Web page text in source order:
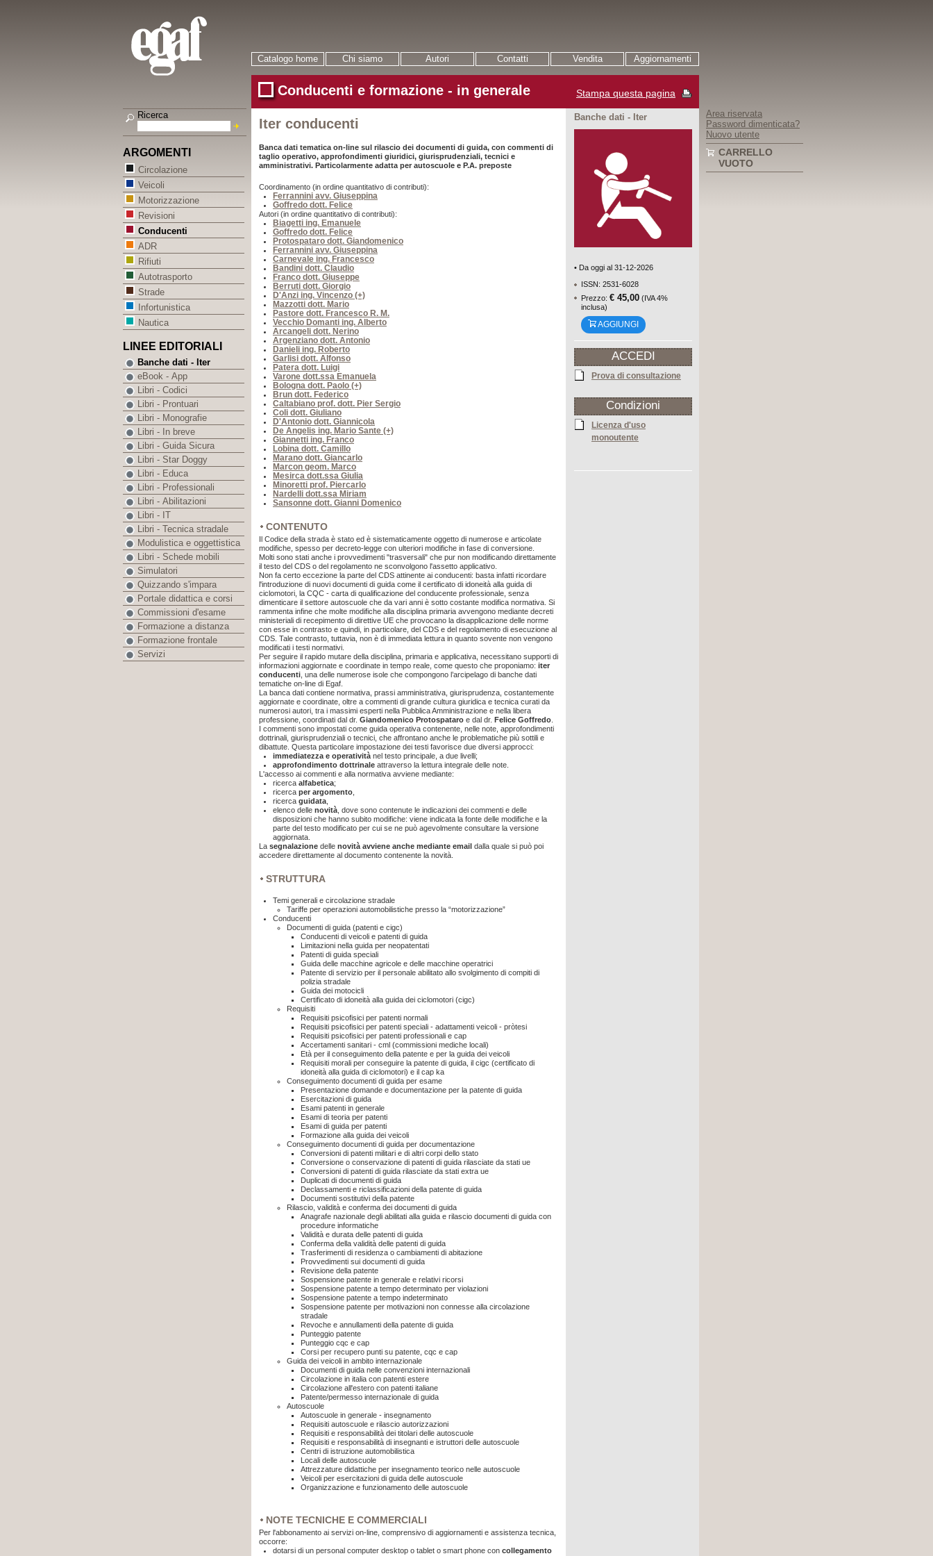
Catalogo home Chi siamo Autori Contatti Vendita Aggiornamenti
Conducenti e formazione - in generale Stampa questa pagina
Iter conducenti
Banca dati tematica on-line sul rilascio dei documenti di guida, con commenti di
taglio operativo, approfondimenti giuridici, giurisprudenziali, tecnici e
amministrativi. Particolarmente adatta per autoscuole e P.A. preposte
Coordinamento (in ordine quantitativo di contributi):
Ferrannini avv. Giuseppina
Goffredo dott. Felice
Autori (in ordine quantitativo di contributi):
Biagetti ing. Emanuele
Goffredo dott. Felice
Protospataro dott. Giandomenico
Ferrannini avv. Giuseppina
Carnevale ing. Francesco
Bandini dott. Claudio
Franco dott. Giuseppe
Berruti dott. Giorgio
D'Anzi ing. Vincenzo (+)
Mazzotti dott. Mario
Pastore dott. Francesco R. M.
Vecchio Domanti ing. Alberto
Arcangeli dott. Nerino
Argenziano dott. Antonio
Danieli ing. Roberto
Garlisi dott. Alfonso
Patera dott. Luigi
Varone dott.ssa Emanuela
Bologna dott. Paolo (+)
Brun dott. Federico
Caltabiano prof. dott. Pier Sergio
Coli dott. Giuliano
D'Antonio dott. Giannicola
De Angelis ing. Mario Sante (+)
Giannetti ing. Franco
Lobina dott. Camillo
Marano dott. Giancarlo
Marcon geom. Marco
Mesirca dott.ssa Giulia
Minoretti prof. Piercarlo
Nardelli dott.ssa Miriam
Sansonne dott. Gianni Domenico
CONTENUTO
Il Codice della strada è stato ed è sistematicamente oggetto di numerose e articolate
modifiche, spesso per decreto-legge con ulteriori modifiche in fase di conversione.
Molti sono stati anche i provvedimenti "trasversali" che pur non modificando direttamente
il testo del CDS o del regolamento ne sconvolgono l'assetto applicativo.
Non fa certo eccezione la parte del CDS attinente ai conducenti: basta infatti ricordare
l'introduzione di nuovi documenti di guida come il certificato di idoneità alla guida di
ciclomotori, la CQC - carta di qualificazione del conducente professionale, senza
dimenticare il settore autoscuole che da vari anni è sotto costante modifica normativa. Si
rammenta infine che molte modifiche alla disciplina primaria avvengono mediante decreti
ministeriali di recepimento di direttive UE che provocano la disapplicazione delle norme
con esse in contrasto e quindi, in particolare, del CDS e del regolamento di esecuzione al
CDS. Tale contrasto, tuttavia, non è di immediata lettura in quanto sovente non vengono
modificati i testi normativi.
Per seguire il rapido mutare della disciplina, primaria e applicativa, necessitano supporti di
informazioni aggiornate e coordinate in tempo reale, come questo che proponiamo: iter
conducenti , una delle numerose isole che compongono l’arcipelago di banche dati
tematiche on-line di Egaf.
La banca dati contiene normativa, prassi amministrativa, giurisprudenza, costantemente
aggiornate e coordinate, oltre a commenti di grande cultura giuridica e tecnica curati da
numerosi autori, tra i massimi esperti nella Pubblica Amministrazione e nella libera
professione, coordinati dal dr. Giandomenico Protospataro e dal dr. Felice Goffredo
I commenti sono impostati come guida operativa contenente, nelle note, approfondimenti
dottrinali, giurisprudenziali o tecnici, che affrontano anche le problematiche più sottili e
dibattute. Questa particolare impostazione dei testi favorisce due diversi approcci:
immediatezza e operatività nel testo principale, a due livelli;
approfondimento dottrinale attraverso la lettura integrale delle note.
L'accesso ai commenti e alla normativa avviene mediante:
ricerca alfabetica;
ricerca per argomento
ricerca guidata
elenco delle novità , dove sono contenute le indicazioni dei commenti e delle
disposizioni che hanno subito modifiche: viene indicata la fonte delle modifiche e la
parte del testo modificato per cui se ne può agevolmente consultare la versione
aggiornata.
La segnalazione delle novità avviene anche mediante email dalla quale si può poi
accedere direttamente al documento contenente la novità.
STRUTTURA
Temi generali e circolazione stradale
Tariffe per operazioni automobilistiche presso la “motorizzazione”
Conducenti
Documenti di guida (patenti e cigc)
Conducenti di veicoli e patenti di guida
Limitazioni nella guida per neopatentati
Patenti di guida speciali
Guida delle macchine agricole e delle macchine operatrici
Patente di servizio per il personale abilitato allo svolgimento di compiti di
polizia stradale
Guida dei motocicli
Certificato di idoneità alla guida dei ciclomotori (cigc)
Requisiti
Requisiti psicofisici per patenti normali
Requisiti psicofisici per patenti speciali - adattamenti veicoli - pròtesi
Requisiti psicofisici per patenti professionali e cap
Accertamenti sanitari - cml (commissioni mediche locali)
Età per il conseguimento della patente e per la guida dei veicoli
Requisiti morali per conseguire la patente di guida, il cigc (certificato di
idoneità alla guida di ciclomotori) e il cap ka
Conseguimento documenti di guida per esame
Presentazione domande e documentazione per la patente di guida
Esercitazioni di guida
Esami patenti in generale
Esami di teoria per patenti
Esami di guida per patenti
Formazione alla guida dei veicoli
Conseguimento documenti di guida per documentazione
Conversioni di patenti militari e di altri corpi dello stato
Conversione o conservazione di patenti di guida rilasciate da stati ue
Conversioni di patenti di guida rilasciate da stati extra ue
Duplicati di documenti di guida
Declassamenti e riclassificazioni della patente di guida
Documenti sostitutivi della patente
Rilascio, validità e conferma dei documenti di guida
Anagrafe nazionale degli abilitati alla guida e rilascio documenti di guida con
procedure informatiche
Validità e durata delle patenti di guida
Conferma della validità delle patenti di guida
Trasferimenti di residenza o cambiamenti di abitazione
Provvedimenti sui documenti di guida
Revisione della patente
Sospensione patente in generale e relativi ricorsi
Sospensione patente a tempo determinato per violazioni
Sospensione patente a tempo indeterminato
Sospensione patente per motivazioni non connesse alla circolazione
stradale
Revoche e annullamenti della patente di guida
Punteggio patente
Punteggio cqc e cap
Corsi per recupero punti su patente, cqc e cap
Guida dei veicoli in ambito internazionale
Documenti di guida nelle convenzioni internazionali
Circolazione in italia con patenti estere
Circolazione all'estero con patenti italiane
Patente/permesso internazionale di guida
Autoscuole
Autoscuole in generale - insegnamento
Requisiti autoscuole e rilascio autorizzazioni
Requisiti e responsabilità dei titolari delle autoscuole
Requisiti e responsabilità di insegnanti e istruttori delle autoscuole
Centri di istruzione automobilistica
Locali delle autoscuole
Attrezzature didattiche per insegnamento teorico nelle autoscuole
Veicoli per esercitazioni di guida delle autoscuole
Organizzazione e funzionamento delle autoscuole
NOTE TECNICHE E COMMERCIALI
Per l'abbonamento ai servizi on-line, comprensivo di aggiornamenti e assistenza tecnica,
occorre:
dotarsi di un personal computer desktop o tablet o smart phone con collegamento
Banche dati - Iter
• Da oggi al 31-12-2026
ISSN: 2531-6028
Prezzo: € 45,00 (IVA 4%
inclusa)
AGGIUNGI
ACCEDI
Prova di consultazione
Condizioni
Licenza d'uso
monoutente
Ricerca
ARGOMENTI
Circolazione
Veicoli
Motorizzazione
Revisioni
Conducenti
ADR
Rifiuti
Autotrasporto
Strade
Infortunistica
Nautica
LINEE EDITORIALI
Banche dati - Iter
eBook - App
Libri - Codici
Libri - Prontuari
Libri - Monografie
Libri - In breve
Libri - Guida Sicura
Libri - Star Doggy
Libri - Educa
Libri - Professionali
Libri - Abilitazioni
Libri - IT
Libri - Tecnica stradale
Modulistica e oggettistica
Libri - Schede mobili
Simulatori
Quizzando s'impara
Portale didattica e corsi
Commissioni d'esame
Formazione a distanza
Formazione frontale
Servizi
Area riservata
Password dimenticata?
Nuovo utente
CARRELLO
VUOTO